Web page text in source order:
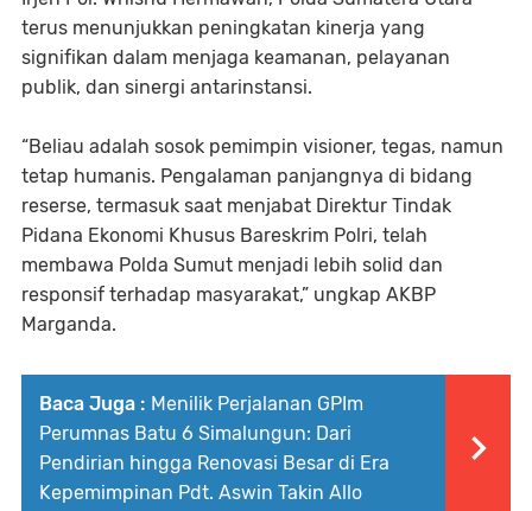
terus menunjukkan peningkatan kinerja yang
signifikan dalam menjaga keamanan, pelayanan
publik, dan sinergi antarinstansi.
“Beliau adalah sosok pemimpin visioner, tegas, namun
tetap humanis. Pengalaman panjangnya di bidang
reserse, termasuk saat menjabat Direktur Tindak
Pidana Ekonomi Khusus Bareskrim Polri, telah
membawa Polda Sumut menjadi lebih solid dan
responsif terhadap masyarakat,” ungkap AKBP
Marganda.
Baca Juga : Menilik Perjalanan GPIm
Perumnas Batu 6 Simalungun: Dari
Pendirian hingga Renovasi Besar di Era
Kepemimpinan Pdt. Aswin Takin Allo